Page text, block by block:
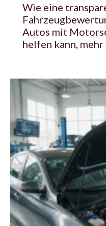
Wie eine
Autos mit
helfen kann,